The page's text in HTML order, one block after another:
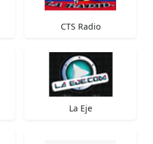
CTS Radio
La Eje